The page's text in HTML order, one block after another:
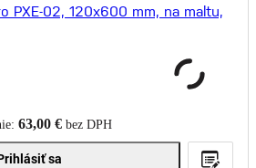
PXE-02, 120x600 mm, na maltu,
63,00 € bez DPH
sa